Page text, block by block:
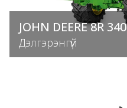
JOHN DEERE 8R 340
Дэлгэрэнгүй